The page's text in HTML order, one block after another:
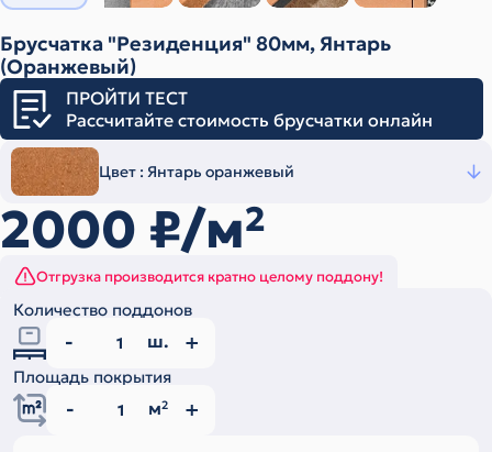
Брусчатка "Резиденция" 80мм, Янтарь
(Оранжевый)
ПРОЙТИ ТЕСТ
Рассчитайте стоимость брусчатки онлайн
Цвет : Янтарь оранжевый
2000 ₽/м2
Отгрузка производится кратно целому поддону!
Количество поддонов
ш.
Площадь покрытия
м2